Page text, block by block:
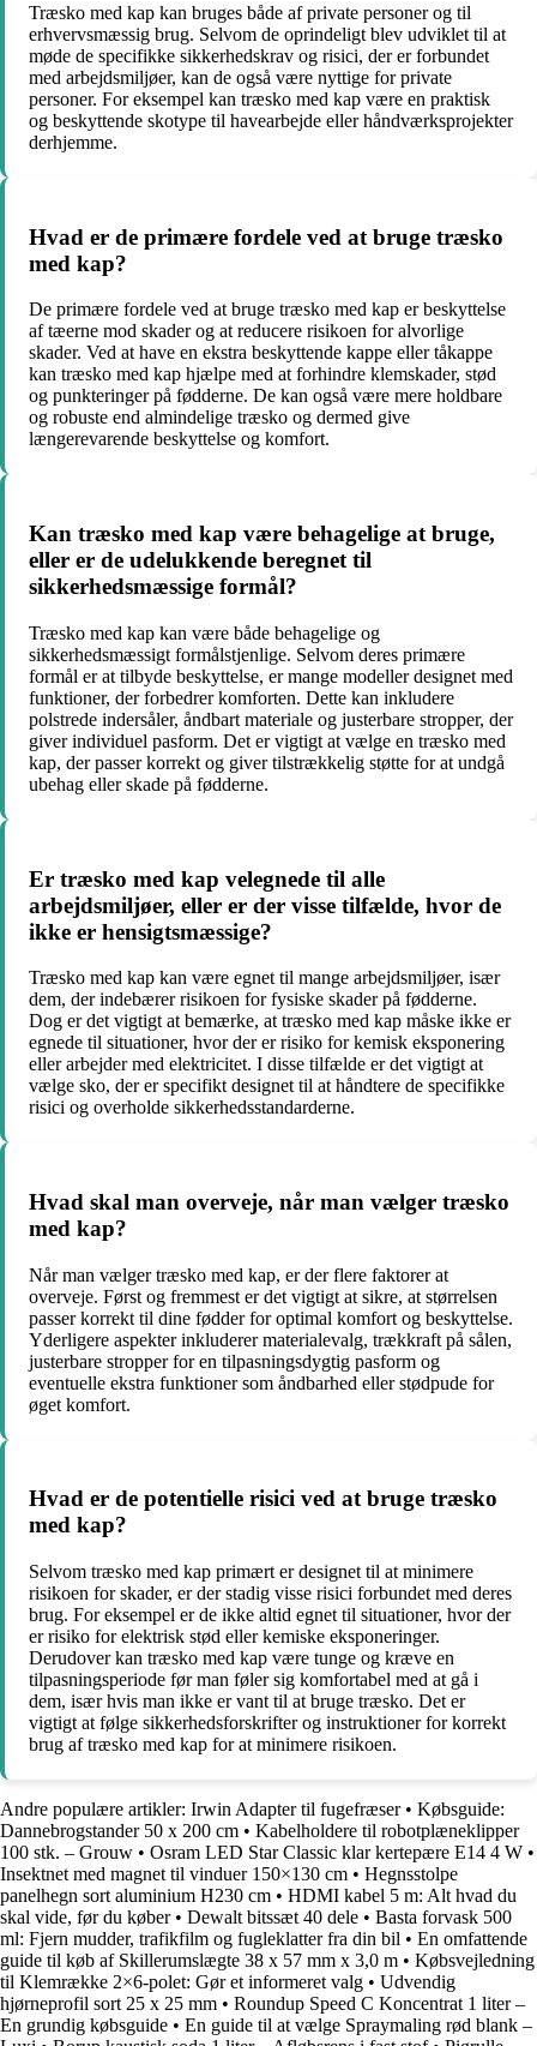
Træsko med kap kan bruges både af private personer og til
erhvervsmæssig brug. Selvom de oprindeligt blev udviklet til at
møde de specifikke sikkerhedskrav og risici, der er forbundet
med arbejdsmiljøer, kan de også være nyttige for private
personer. For eksempel kan træsko med kap være en praktisk
og beskyttende skotype til havearbejde eller håndværksprojekter
derhjemme.
Hvad er de primære fordele ved at bruge træsko
med kap?
De primære fordele ved at bruge træsko med kap er beskyttelse
af tæerne mod skader og at reducere risikoen for alvorlige
skader. Ved at have en ekstra beskyttende kappe eller tåkappe
kan træsko med kap hjælpe med at forhindre klemskader, stød
og punkteringer på fødderne. De kan også være mere holdbare
og robuste end almindelige træsko og dermed give
længerevarende beskyttelse og komfort.
Kan træsko med kap være behagelige at bruge,
eller er de udelukkende beregnet til
sikkerhedsmæssige formål?
Træsko med kap kan være både behagelige og
sikkerhedsmæssigt formålstjenlige. Selvom deres primære
formål er at tilbyde beskyttelse, er mange modeller designet med
funktioner, der forbedrer komforten. Dette kan inkludere
polstrede indersåler, åndbart materiale og justerbare stropper, der
giver individuel pasform. Det er vigtigt at vælge en træsko med
kap, der passer korrekt og giver tilstrækkelig støtte for at undgå
ubehag eller skade på fødderne.
Er træsko med kap velegnede til alle
arbejdsmiljøer, eller er der visse tilfælde, hvor de
ikke er hensigtsmæssige?
Træsko med kap kan være egnet til mange arbejdsmiljøer, især
dem, der indebærer risikoen for fysiske skader på fødderne.
Dog er det vigtigt at bemærke, at træsko med kap måske ikke er
egnede til situationer, hvor der er risiko for kemisk eksponering
eller arbejder med elektricitet. I disse tilfælde er det vigtigt at
vælge sko, der er specifikt designet til at håndtere de specifikke
risici og overholde sikkerhedsstandarderne.
Hvad skal man overveje, når man vælger træsko
med kap?
Når man vælger træsko med kap, er der flere faktorer at
overveje. Først og fremmest er det vigtigt at sikre, at størrelsen
passer korrekt til dine fødder for optimal komfort og beskyttelse.
Yderligere aspekter inkluderer materialevalg, trækkraft på sålen,
justerbare stropper for en tilpasningsdygtig pasform og
eventuelle ekstra funktioner som åndbarhed eller stødpude for
øget komfort.
Hvad er de potentielle risici ved at bruge træsko
med kap?
Selvom træsko med kap primært er designet til at minimere
risikoen for skader, er der stadig visse risici forbundet med deres
brug. For eksempel er de ikke altid egnet til situationer, hvor der
er risiko for elektrisk stød eller kemiske eksponeringer.
Derudover kan træsko med kap være tunge og kræve en
tilpasningsperiode før man føler sig komfortabel med at gå i
dem, især hvis man ikke er vant til at bruge træsko. Det er
vigtigt at følge sikkerhedsforskrifter og instruktioner for korrekt
brug af træsko med kap for at minimere risikoen.
Andre populære artikler: Irwin Adapter til fugefræser• Købsguide:
Dannebrogstander 50 x 200 cm • Kabelholdere til robotplæneklipper
100 stk. – Grouw • Osram LED Star Classic klar kertepære E14 4 W •
Insektnet med magnet til vinduer 150×130 cm • Hegnsstolpe
panelhegn sort aluminium H230 cm • HDMI kabel 5 m: Alt hvad du
skal vide, før du køber• Dewalt bitssæt 40 dele • Basta forvask 500
ml: Fjern mudder, trafikfilm og fugleklatter fra din bil • En omfattende
guide til køb af Skillerumslægte 38 x 57 mm x 3,0 m • Købsvejledning
til Klemrække 2×6-polet: Gør et informeret valg • Udvendig
hjørneprofil sort 25 x 25 mm • Roundup Speed C Koncentrat 1 liter –
En grundig købsguide • En guide til at vælge Spraymaling rød blank –